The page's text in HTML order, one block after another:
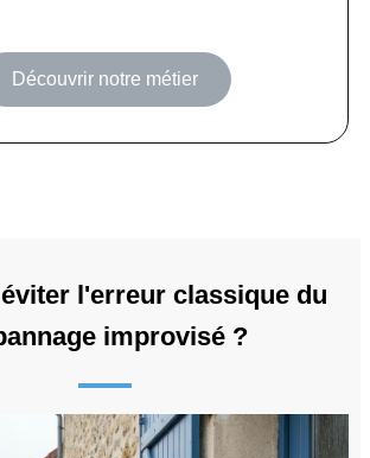
Découvrir notre métier
l'erreur classique du
improvisé ?